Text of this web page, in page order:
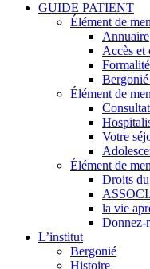
GUIDE PATIENT
Élément de
Annuaire
Accès et
Élément de
Votre
Élément de
Droits
la vie
Donnez-
L’institut
Bergonié
Histoire